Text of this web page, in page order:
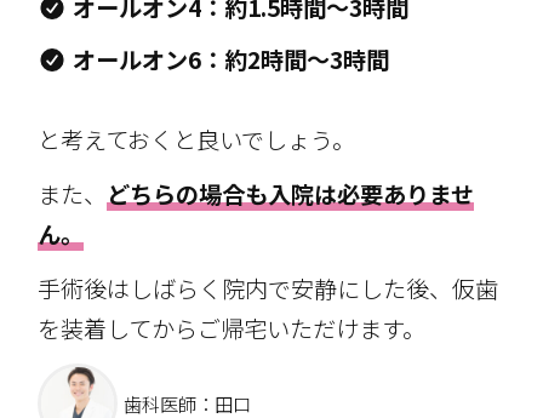
オールオン4：約1.5時間～3時間
オールオン6：約2時間～3時間
と考えておくと良いでしょう。
また、どちらの場合も入院は必要ありませ
ん。
手術後はしばらく院内で安静にした後、仮歯
を装着してからご帰宅いただけます。
歯科医師：田口